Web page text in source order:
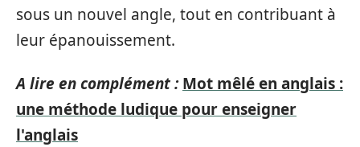
sous un nouvel angle, tout en contribuant à
leur épanouissement.
A lire en complément : Mot mêlé en anglais :
une méthode ludique pour enseigner
l'anglais